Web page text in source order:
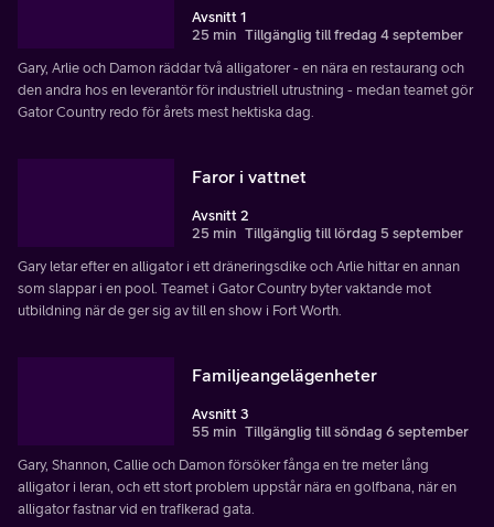
Avsnitt 1
25 min Tillgänglig till fredag 4 september
Gary, Arlie och Damon räddar två alligatorer - en nära en restaurang och
den andra hos en leverantör för industriell utrustning - medan teamet gör
Gator Country redo för årets mest hektiska dag.
Faror i vattnet
Avsnitt 2
25 min Tillgänglig till lördag 5 september
Gary letar efter en alligator i ett dräneringsdike och Arlie hittar en annan
som slappar i en pool. Teamet i Gator Country byter vaktande mot
utbildning när de ger sig av till en show i Fort Worth.
Familjeangelägenheter
Avsnitt 3
55 min Tillgänglig till söndag 6 september
Gary, Shannon, Callie och Damon försöker fånga en tre meter lång
alligator i leran, och ett stort problem uppstår nära en golfbana, när en
alligator fastnar vid en trafikerad gata.